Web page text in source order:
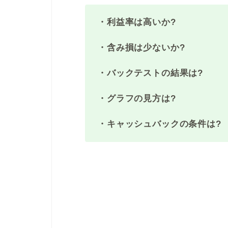
・利益率は高いか?
・含み損は少ないか?
・バックテストの結果は?
・グラフの見方は?
・キャッシュバックの条件は?